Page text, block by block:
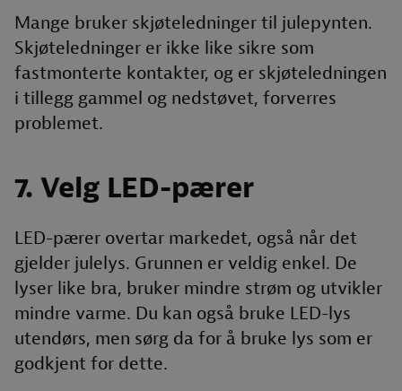
Mange bruker skjøteledninger til julepynten.
Skjøteledninger er ikke like sikre som
fastmonterte kontakter, og er skjøteledningen
i tillegg gammel og nedstøvet, forverres
problemet.
7. Velg LED-pærer
LED-pærer overtar markedet, også når det
gjelder julelys. Grunnen er veldig enkel. De
lyser like bra, bruker mindre strøm og utvikler
mindre varme. Du kan også bruke LED-lys
utendørs, men sørg da for å bruke lys som er
godkjent for dette.